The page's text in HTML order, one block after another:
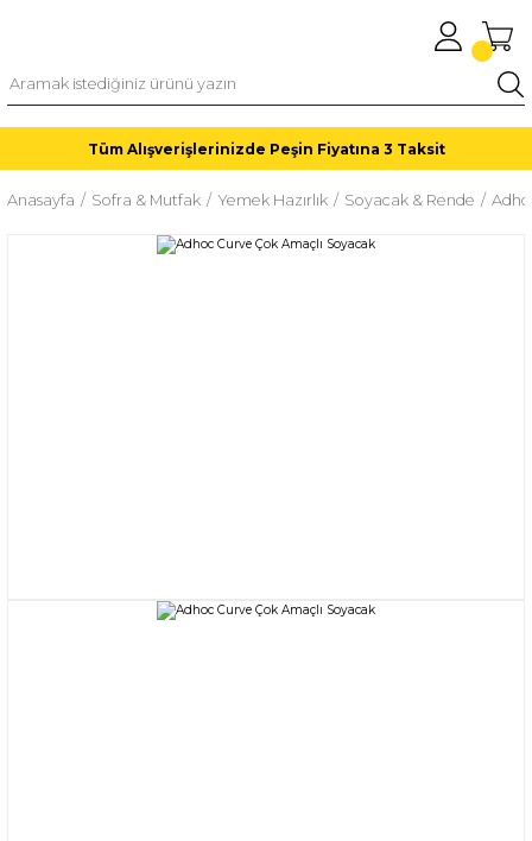
Tüm Alışverişlerinizde Peşin Fiyatına 3 Taksit
Anasayfa Sofra & Mutfak Yemek Hazırlık Soyacak & Rende